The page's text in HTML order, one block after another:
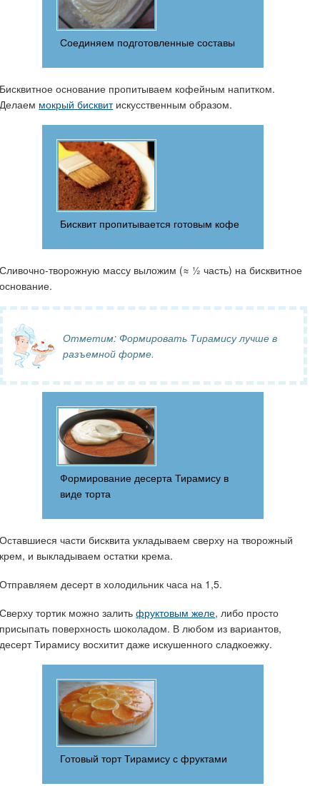
Соединяем подготовленные составы
Бисквитное основание пропитываем кофейным напитком.
Делаем мокрый бисквитискусственным образом.
Бисквит пропитывается готовым кофе
Сливочно-творожную массу выложим (≈ ½ часть) на бисквитное
основание.
Отметим:Формировать Тирамису лучше в
разъемной форме.
Формирование десерта Тирамису в
виде торта
Оставшиеся части бисквита укладываем сверху на творожный
крем, и выкладываем остатки крема.
Отправляем десерт в холодильник часа на 1,5.
Сверху тортик можно залитьфруктовым желе, либо просто
присыпать поверхность шоколадом. В любом из вариантов,
десерт Тирамису восхитит даже искушенного сладкоежку.
Готовый торт Тирамису с фруктами